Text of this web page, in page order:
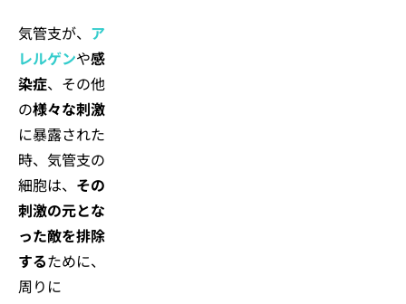
気管支が、 ア
レルゲンや感
染症、その他
の様々な刺激
に暴露された
時、気管支の
細胞は、 その
刺激の元とな
った敵を排除
するために、
周りに